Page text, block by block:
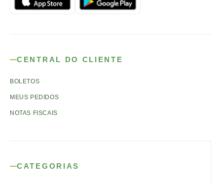
CENTRAL DO CLIENTE
BOLETOS
MEUS PEDIDOS
NOTAS FISCAIS
CATEGORIAS